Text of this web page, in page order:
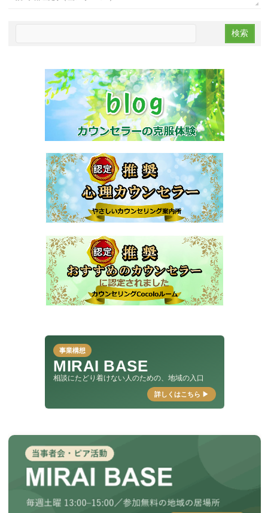
事業構想
MIRAI BASE
相談にたどり着けない人のための、地域の入口
詳しくはこちら ▶